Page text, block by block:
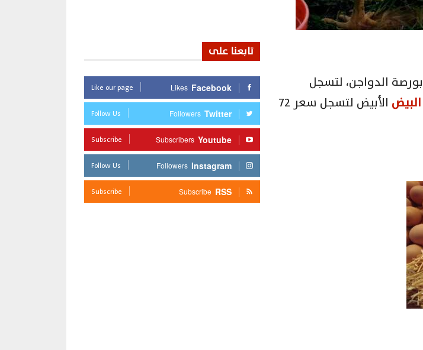
12 اكتوبر داخل بورصة الدواجن، لتسجل
الأبيض لتسجل سعر 72
تابعنا على
Facebook
Likes
Like our page
Twitter
Followers
Follow Us
Youtube
Subscribers
Subscribe
Instagram
Followers
Follow Us
RSS
Subscribe
Subscribe